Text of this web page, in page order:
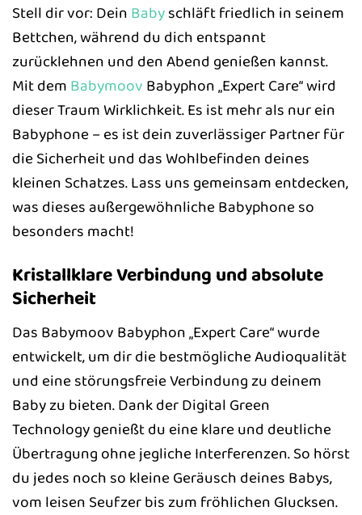
Stell dir vor: Dein Babyschläft friedlich in seinem
Bettchen, während du dich entspannt
zurücklehnen und den Abend genießen kannst.
Mit dem Babymoov Babyphon „Expert Care“ wird
dieser Traum Wirklichkeit. Es ist mehr als nur ein
Babyphone – es ist dein zuverlässiger Partner für
die Sicherheit und das Wohlbefinden deines
kleinen Schatzes. Lass uns gemeinsam entdecken,
was dieses außergewöhnliche Babyphone so
besonders macht!
Kristallklare Verbindung und absolute
Sicherheit
Das Babymoov Babyphon „Expert Care“ wurde
entwickelt, um dir die bestmögliche Audioqualität
und eine störungsfreie Verbindung zu deinem
Baby zu bieten. Dank der Digital Green
Technology genießt du eine klare und deutliche
Übertragung ohne jegliche Interferenzen. So hörst
du jedes noch so kleine Geräusch deines Babys,
vom leisen Seufzer bis zum fröhlichen Glucksen.